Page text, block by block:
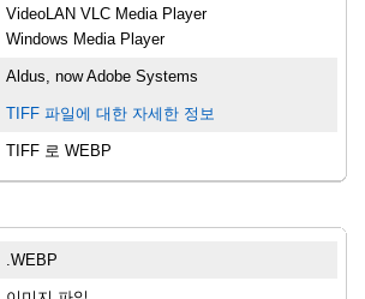
VideoLAN VLC Media Player
Windows Media Player
Aldus, now Adobe Systems
TIFF 파일에 대한 자세한 정보
TIFF 로 WEBP
.WEBP